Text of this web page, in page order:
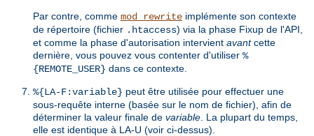
Par contre, comme mod_rewrite implémente son contexte
de répertoire (fichier .htaccess) via la phase Fixup de l'API,
et comme la phase d'autorisation intervient avantcette
dernière, vous pouvez vous contenter d'utiliser %
{REMOTE_USER} dans ce contexte.
%{LA-F:variable} peut être utilisée pour effectuer une
sous-requête interne (basée sur le nom de fichier), afin de
déterminer la valeur finale de variable . La plupart du temps,
elle est identique à LA-U (voir ci-dessus).